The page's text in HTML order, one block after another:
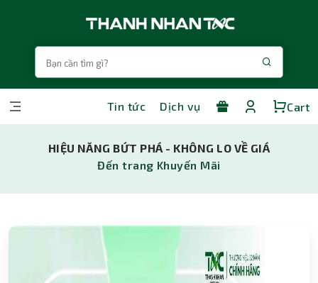
Tin tức Dịch vụ Cart
HIỆU NĂNG BỨT PHÁ - KHÔNG LO VỀ GIÁ
Đến trang Khuyến Mãi